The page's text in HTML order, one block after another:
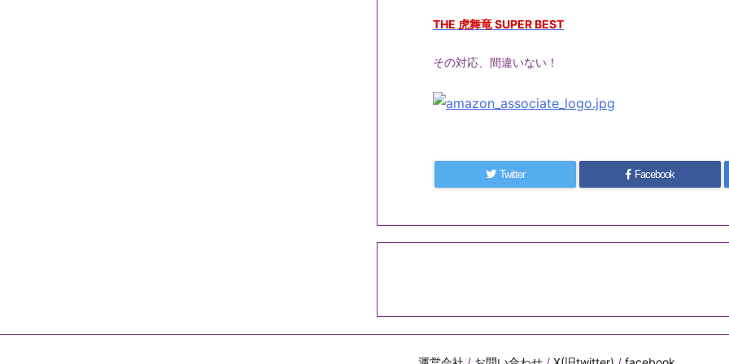
THE 虎舞竜 SUPER BEST
その対応、間違いない！
Twitter Facebook